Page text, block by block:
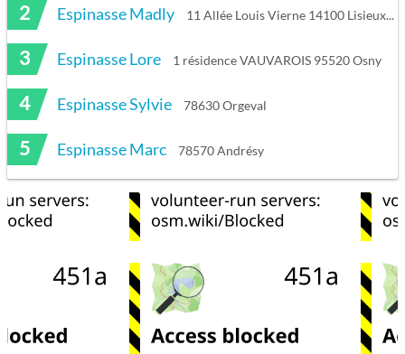
2 Espinasse Madly 11 Allée Louis Vierne 14100 Lisieux
3 Espinasse Lore 1 résidence VAUVAROIS 95520 Osny
4 Espinasse Sylvie 78630 Orgeval
5 Espinasse Marc 78570 Andrésy